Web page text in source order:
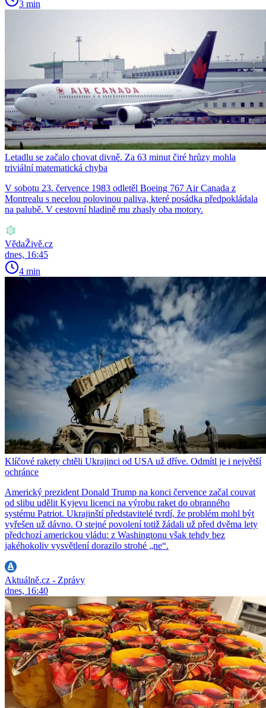
3 min
Letadlu se začalo chovat divně. Za 63 minut čiré hrůzy mohla
triviální matematická chyba
V sobotu 23. července 1983 odletěl Boeing 767 Air Canada z
Montrealu s necelou polovinou paliva, které posádka předpokládala
na palubě. V cestovní hladině mu zhasly oba motory.
VědaŽivě.cz
dnes, 16:45
4 min
Klíčové rakety chtěli Ukrajinci od USA už dříve. Odmítl je i největší
ochránce
Americký prezident Donald Trump na konci července začal couvat
od slibu udělit Kyjevu licenci na výrobu raket do obranného
systému Patriot. Ukrajinští představitelé tvrdí, že problém mohl být
vyřešen už dávno. O stejné povolení totiž žádali už před dvěma lety
předchozí americkou vládu: z Washingtonu však tehdy bez
jakéhokoliv vysvětlení dorazilo strohé „ne“.
Aktuálně.cz - Zprávy
dnes, 16:40